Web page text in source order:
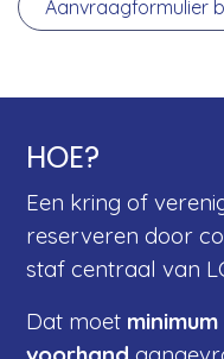
Aanvraagformulier
HOE?
Een kring of
reserveren door
staf centraal van
Dat moet